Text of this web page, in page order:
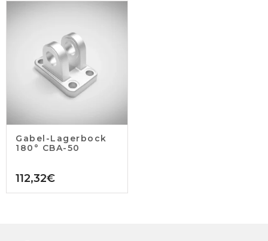
Gabel-Lagerbock
180° CBA-50
112,32€